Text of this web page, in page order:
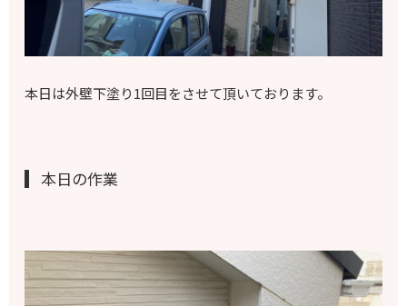
本日は外壁下塗り1回目をさせて頂いております。
本日の作業